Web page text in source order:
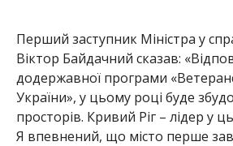
Перший заступник Міністра у
Віктор Байдачний сказав:
додержавної програми
України», у цьому році буде
просторів. Кривий Ріг – лідер у
Я впевнений, що місто перше